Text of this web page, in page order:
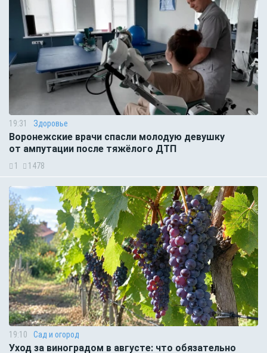
19:31 Здоровье
Воронежские врачи спасли молодую девушку
от ампутации после тяжёлого ДТП
1 1478
19:10 Сад и огород
Уход за виноградом в августе: что обязательно